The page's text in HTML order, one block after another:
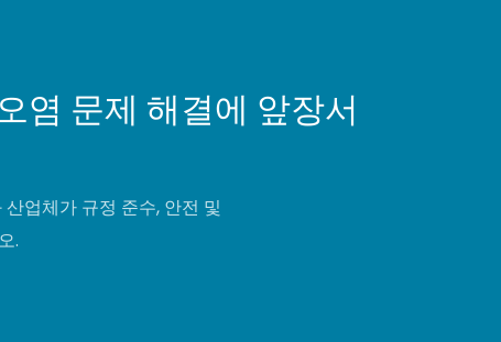
염 문제 해결에 앞장서
업체가 규정 준수, 안전 및
.